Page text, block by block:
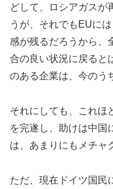
どして、ロシアガスが
うが、それでもEUに
感が残るだろうから、
合の良い状況に戻ると
のある企業は、今のう
それにしても、これほ
を完遂し、助けは中国
は、あまりにもメチャ
ただ、現在ドイツ国民